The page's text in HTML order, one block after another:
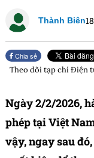
Thành Biên
Chia sẻ
Theo dõi tạp chíĐiện
Ngày 2/2/2026,
phép tại Việt
vậy, ngay sau